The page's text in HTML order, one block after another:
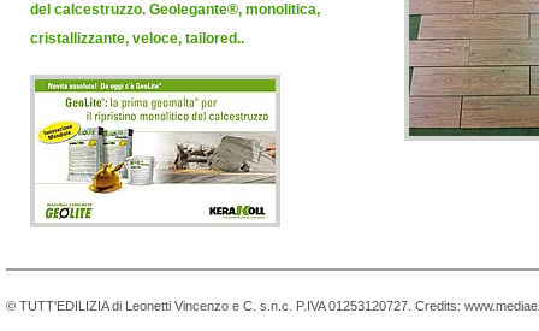
del calcestruzzo. Geolegante®, monolitica,
cristallizzante, veloce, tailored..
© TUTT'EDILIZIA di Leonetti Vincenzo e C. s.n.c. P.IVA 01253120727. Credits: